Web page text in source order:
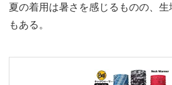
夏の着用は暑さを感じるものの、
もある。